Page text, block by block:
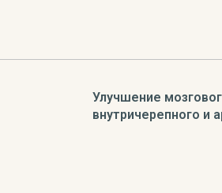
Улучшение
внутричерепного и